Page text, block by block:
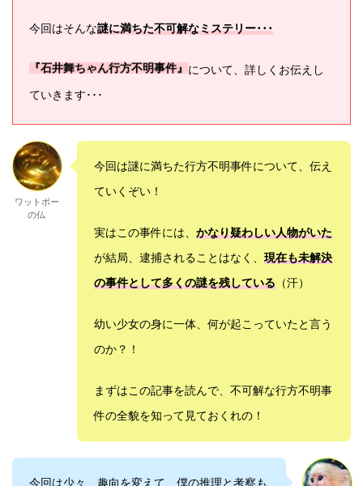
今回はそんな謎に満ちた不可解なミステリー･･･
『石井舞ちゃん行方不明事件』 について、詳しくお伝えし
ていきます･･･
ワットポー
の仏
今回は謎に満ちた行方不明事件について、伝え
ていくぞい！
実はこの事件には、 かなり疑わしい人物がいた
が結局、逮捕されることはなく、 現在も未解決
の事件として多くの謎を残している （汗）
幼い少女の身に一体、何が起こっていたと言う
のか？！
まずはこの記事を読んで、不可解な行方不明事
件の全貌を知って見ておくれの！
今回は少々、趣向を変えて、僕の推理と考察も